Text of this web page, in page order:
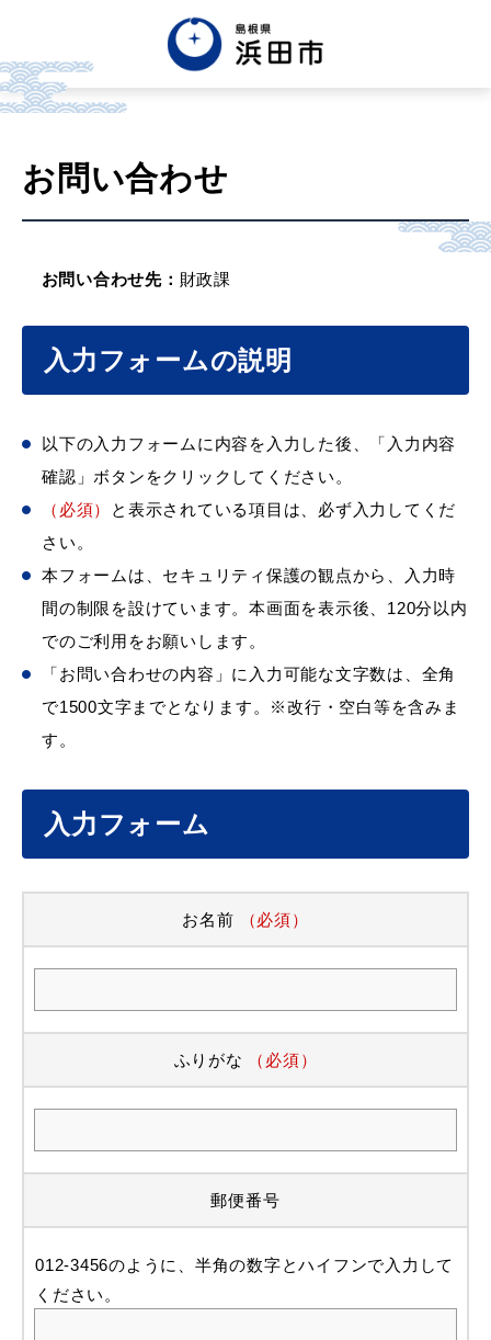
お問い合わせ
お問い合わせ先： 財政課
入力フォームの説明
以下の入力フォームに内容を入力した後、「入力内容
確認」ボタンをクリックしてください。
（必須）
と表示されている項目は、必ず入力してくだ
さい。
本フォームは、セキュリティ保護の観点から、入力時
間の制限を設けています。本画面を表示後、120分以内
でのご利用をお願いします。
「お問い合わせの内容」に入力可能な文字数は、全角
で1500文字までとなります。※改行・空白等を含みま
す。
入力フォーム
お名前 （必須）
ふりがな （必須）
郵便番号
012-3456のように、半角の数字とハイフンで入力して
ください。